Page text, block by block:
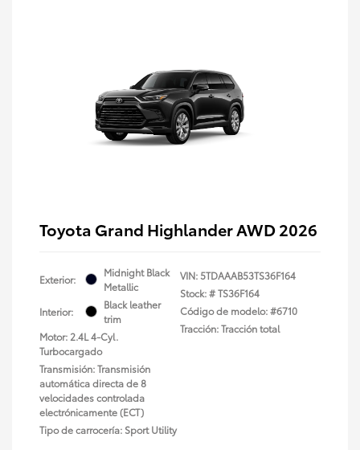
Toyota Grand Highlander AWD 2026
Exterior:
Midnight Black
Metallic
Interior:
Black leather
trim
Motor: 2.4L 4-Cyl.
Turbocargado
Transmisión: Transmisión
automática directa de 8
velocidades controlada
electrónicamente (ECT)
Tipo de carrocería: Sport Utility
VIN:5TDAAAB53TS36F164
Stock: #TS36F164
Código de modelo: #6710
Tracción: Tracción total